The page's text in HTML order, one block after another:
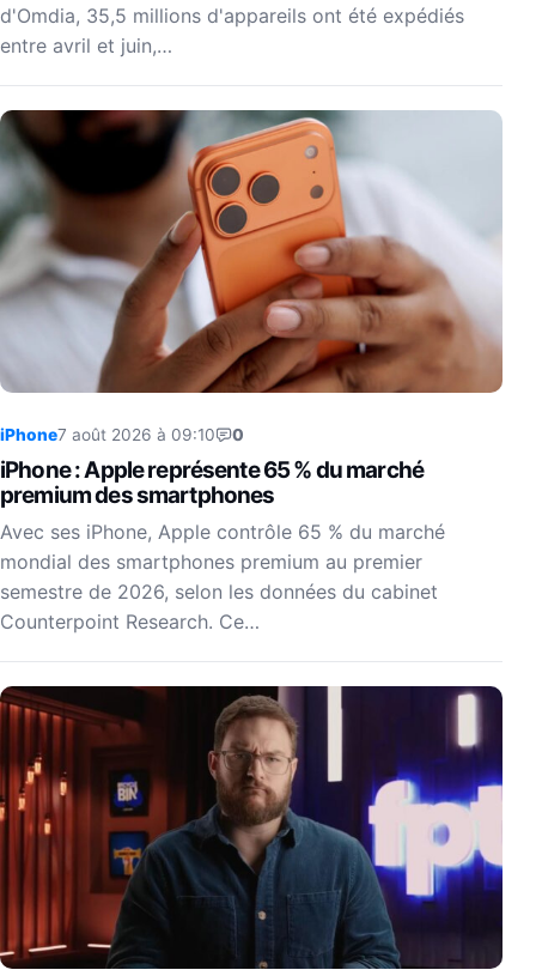
d'Omdia, 35,5 millions d'appareils ont été expédiés
entre avril et juin,…
iPhone7 août 2026 à 09:10 0
iPhone : Apple représente 65 % du marché
premium des smartphones
Avec ses iPhone, Apple contrôle 65 % du marché
mondial des smartphones premium au premier
semestre de 2026, selon les données du cabinet
Counterpoint Research. Ce…